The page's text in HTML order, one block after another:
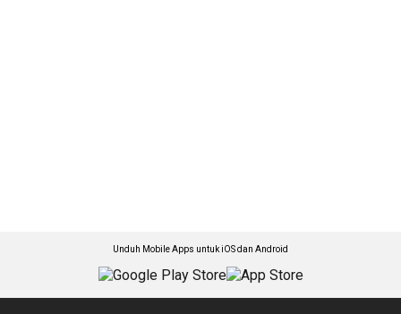
Unduh Mobile Apps untuk iOS dan Android